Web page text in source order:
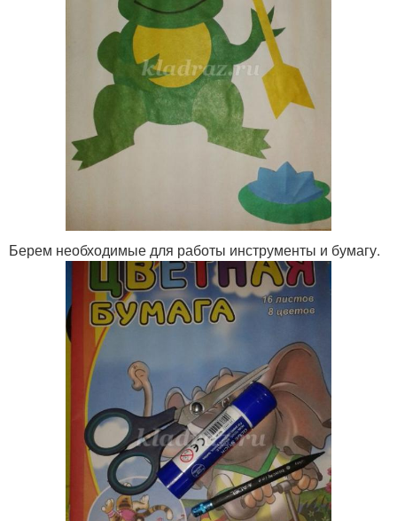
Берем необходимые для работы инструменты и бумагу.